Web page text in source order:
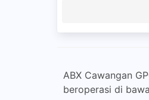
ABX Cawangan
beroperasi di